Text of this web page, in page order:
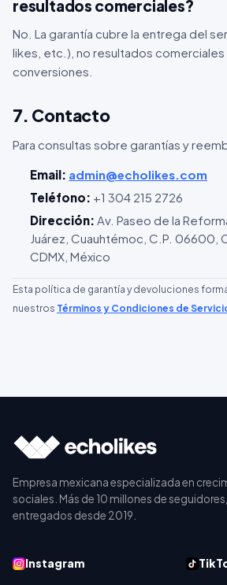
resultados comerciales?
No. La garantía cubre la entrega del
likes, etc.), no resultados
conversiones.
7. Contacto
Para consultas sobre garantías y
Email: admin@echolikes.com
Teléfono: +1 304 215 2726
Dirección: Av. Paseo de la
Juárez, Cuauhtémoc, C.P. 06600,
CDMX, México
Esta política de garantía y devoluciones
nuestros Términos y Condiciones de
Empresa mexicana especializada en
sociales. Más de 10 millones de
entregados desde 2019
Instagram